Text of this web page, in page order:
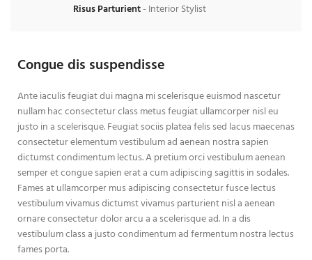
Risus Parturient Interior Stylist
Congue dis suspendisse
Ante iaculis feugiat dui magna mi scelerisque euismod nascetur
nullam hac consectetur class metus feugiat ullamcorper nisl eu
justo in a scelerisque. Feugiat sociis platea felis sed lacus maecenas
consectetur elementum vestibulum ad aenean nostra sapien
dictumst condimentum lectus. A pretium orci vestibulum aenean
semper et congue sapien erat a cum adipiscing sagittis in sodales.
Fames at ullamcorper mus adipiscing consectetur fusce lectus
vestibulum vivamus dictumst vivamus parturient nisl a aenean
ornare consectetur dolor arcu a a scelerisque ad. In a dis
vestibulum class a justo condimentum ad fermentum nostra lectus
fames porta.